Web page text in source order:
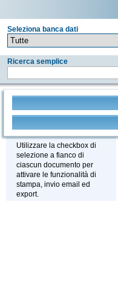
Seleziona banca dati
Ricerca semplice
Stampa - Email - Export
Utilizzare la checkbox di
selezione a fianco di
ciascun documento per
attivare le funzionalità di
stampa, invio email ed
export.